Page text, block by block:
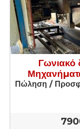
Γωνιακό
Πώληση /